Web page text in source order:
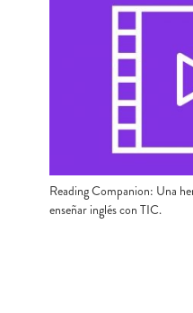
Reading Companion: Una
enseñar inglés con TIC.